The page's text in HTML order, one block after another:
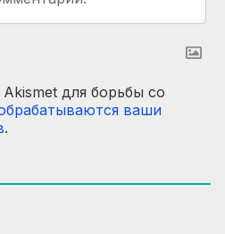
для борьбы со
ваши
.